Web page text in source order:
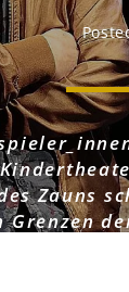
Zauns
Grenzen